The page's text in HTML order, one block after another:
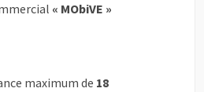
« MObiVE »
maximum de 18